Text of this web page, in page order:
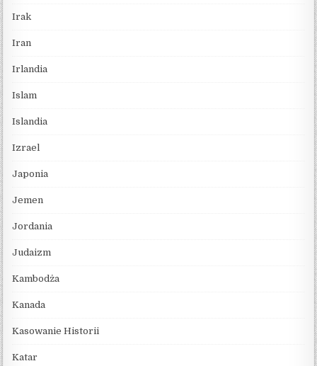
Irak
Iran
Irlandia
Islam
Islandia
Izrael
Japonia
Jemen
Jordania
Judaizm
Kambodża
Kanada
Kasowanie Historii
Katar